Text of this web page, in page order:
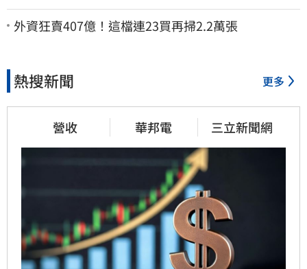
返台班機提前1天起飛
外資狂賣407億！這檔連23買再掃2.2萬張
熱搜新聞 更多
營收 華邦電 三立新聞網